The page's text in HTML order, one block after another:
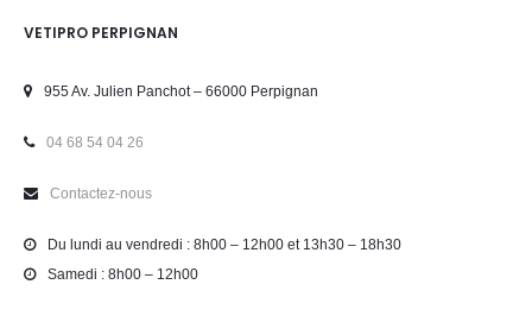
VETIPRO PERPIGNAN
955 Av. Julien Panchot – 66000 Perpignan
04 68 54 04 26
Contactez-nous
Du lundi au vendredi : 8h00 – 12h00 et 13h30 – 18h30
Samedi : 8h00 – 12h00